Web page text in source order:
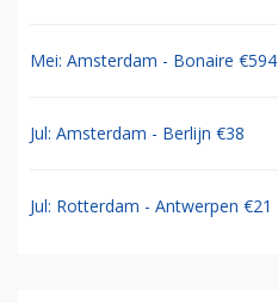
Mei: Amsterdam - Bonaire €594
Jul: Amsterdam - Berlijn €38
Jul: Rotterdam - Antwerpen €21